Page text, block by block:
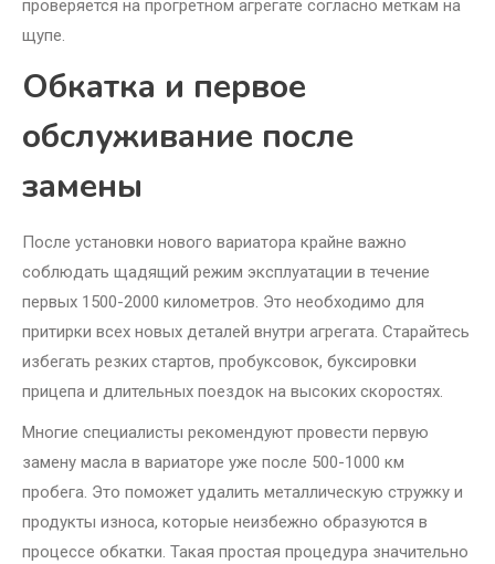
проверяется на прогретном агрегате согласно меткам на
щупе.
Обкатка и первое
обслуживание после
замены
После установки нового вариатора крайне важно
соблюдать щадящий режим эксплуатации в течение
первых 1500-2000 километров. Это необходимо для
притирки всех новых деталей внутри агрегата. Старайтесь
избегать резких стартов, пробуксовок, буксировки
прицепа и длительных поездок на высоких скоростях.
Многие специалисты рекомендуют провести первую
замену масла в вариаторе уже после 500-1000 км
пробега. Это поможет удалить металлическую стружку и
продукты износа, которые неизбежно образуются в
процессе обкатки. Такая простая процедура значительно